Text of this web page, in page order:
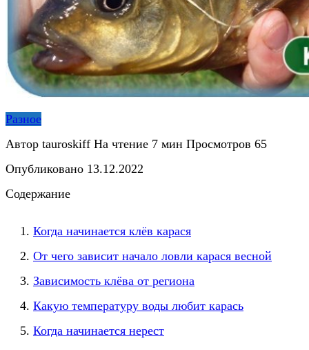
Разное
Автор tauroskiff На чтение 7 мин Просмотров 65
Опубликовано 13.12.2022
Содержание
Когда начинается клёв карася
От чего зависит начало ловли карася весной
Зависимость клёва от региона
Какую температуру воды любит карась
Когда начинается нерест